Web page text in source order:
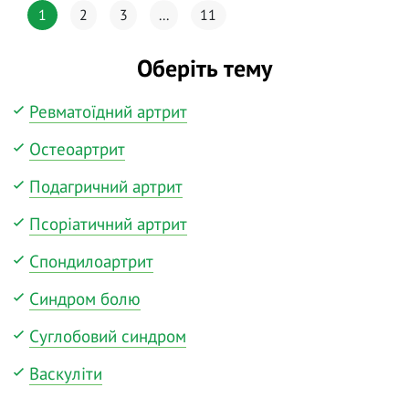
1 2 3 ... 11
Оберіть тему
Ревматоїдний артрит
Остеоартрит
Подагричний артрит
Псоріатичний артрит
Спондилоартрит
Синдром болю
Суглобовий синдром
Васкуліти